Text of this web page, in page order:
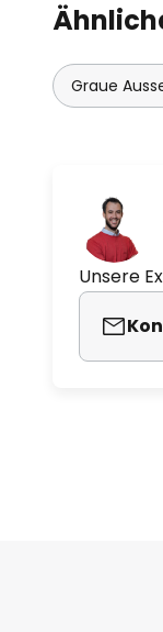
Graue
Unsere